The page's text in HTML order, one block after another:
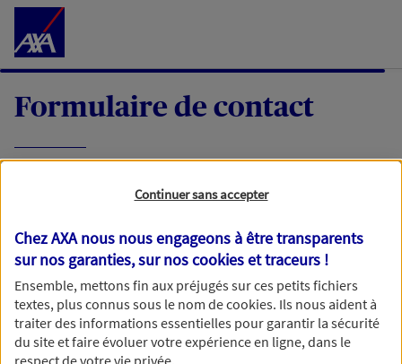
Accéder au Contenu
Formulaire de contact
demande, nous vous répondrons dans les
meilleurs délais par mail ou par téléphone.
Votre message :
Continuer sans accepter
Chez AXA nous nous engageons à être transparents
sur nos garanties, sur noscookies et traceurs !
Ensemble, mettons fin aux préjugés sur ces petits fichiers
textes, plus connus sous le nom decookies. Ils nous aident à
traiter des informations essentielles pour garantir la sécurité
du site et faire évoluer votre expérience en ligne, dans le